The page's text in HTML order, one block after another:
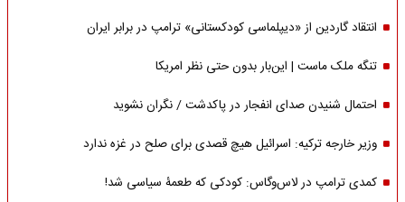
انتقاد گاردین از «دیپلماسی کودکستانی» ترامپ در برابر ایران
تنگه ملک ماست | این‌بار بدون حتی نظر امریکا
احتمال شنیدن صدای انفجار در پاکدشت / نگران نشوید
وزیر خارجه ترکیه: اسرائیل هیچ قصدی برای صلح در غزه ندارد
کمدی ترامپ در لاس‌وگاس: کودکی که طعمۀ سیاسی شد!